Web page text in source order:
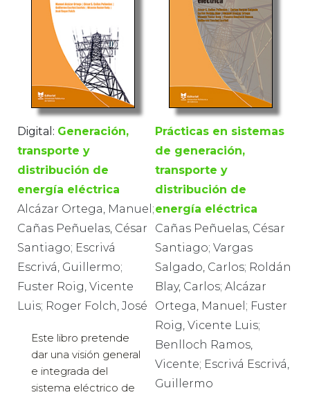
Digital: Generación,
transporte y
distribución de
energía eléctrica
Alcázar Ortega, Manuel;
Cañas Peñuelas, César
Santiago; Escrivá
Escrivá, Guillermo;
Fuster Roig, Vicente
Luis; Roger Folch, José
Este libro pretende
dar una visión general
e integrada del
sistema eléctrico de
Prácticas en sistemas
de generación,
transporte y
distribución de
energía eléctrica
Cañas Peñuelas, César
Santiago; Vargas
Salgado, Carlos; Roldán
Blay, Carlos; Alcázar
Ortega, Manuel; Fuster
Roig, Vicente Luis;
Benlloch Ramos,
Vicente; Escrivá Escrivá,
Guillermo